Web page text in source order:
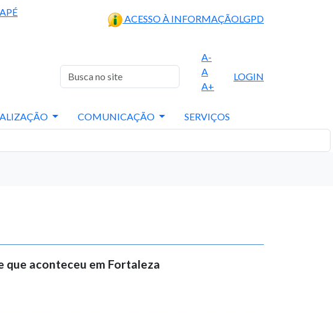
ACESSO À INFORMAÇÃOLGPD
A-
A
A+
LOGIN
COMUNICAÇÃO SERVIÇOS
que aconteceu em Fortaleza